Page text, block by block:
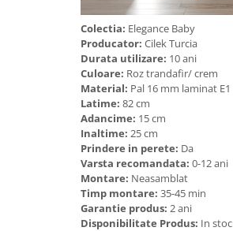
Colectia: Elegance Baby
Producator: Cilek Turcia
Durata utilizare: 10 ani
Culoare: Roz trandafir/ crem
Material: Pal 16 mm laminat E1
Latime: 82 cm
Adancime: 15 cm
Inaltime: 25 cm
Prindere in perete: Da
Varsta recomandata: 0-12 ani
Montare: Neasamblat
Timp montare: 35-45 min
Garantie produs: 2 ani
Disponibilitate Produs: In stoc